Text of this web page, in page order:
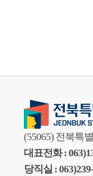
(55065) 전북특
대표전화 :
당직실 :